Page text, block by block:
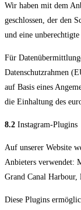
Wir haben mit dem
geschlossen, der den
und eine
Für
Datenschutzrahmen
auf Basis eines
die Einhaltung des
8.2 Instagram-Plugins
Auf unserer Website
Anbieters verwendet:
Grand Canal
Diese Plugins